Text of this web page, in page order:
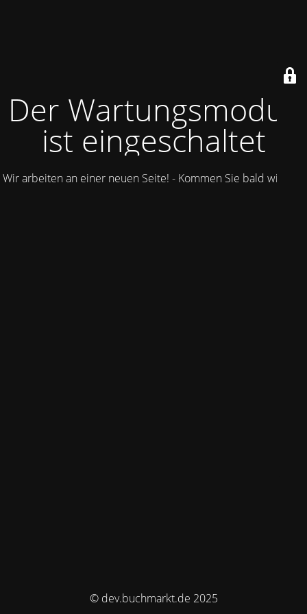
Der Wartungsmodus
ist eingeschaltet
Wir arbeiten an einer neuen Seite! - Kommen Sie bald wieder.
© dev.buchmarkt.de 2025